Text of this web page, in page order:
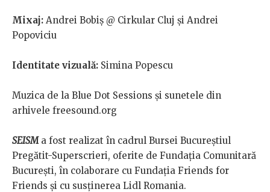
Mixaj: Andrei Bobiș @ Cirkular Cluj și Andrei
Popoviciu
Identitate vizuală: Simina Popescu
Muzica de la Blue Dot Sessions și sunetele din
arhivele freesound.org
SEISMa fost realizat în cadrul Bursei Bucureștiul
Pregătit-Superscrieri, oferite de Fundația Comunitară
București, în colaborare cu Fundația Friends for
Friends și cu susținerea Lidl Romania.